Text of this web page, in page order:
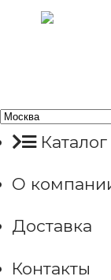
Каталог
О
Доставка
Контакты